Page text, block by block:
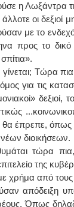
η Λωξάντρα
άλλοτε οι
με το
προς το δικό
γίνεται; Τώρα
για τις
δεξιοί,
έπρεπε, όπως
διοικήσεων.
τώρα
της
χρήμα από
απόδειξη
Όπως